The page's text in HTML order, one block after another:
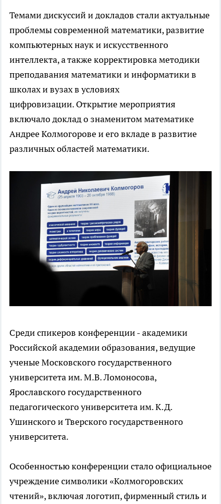
Темами дискуссий и докладов стали актуальные
проблемы современной математики, развитие
компьютерных наук и искусственного
интеллекта, а также корректировка методики
преподавания математики и информатики в
школах и вузах в условиях
цифровизации. Открытие мероприятия
включало доклад о знаменитом математике
Андрее Колмогорове и его вкладе в развитие
различных областей математики.
Среди спикеров конференции - академики
Российской академии образования, ведущие
ученые Московского государственного
университета им. М.В. Ломоносова,
Ярославского государственного
педагогического университета им. К.Д.
Ушинского и Тверского государственного
университета.
Особенностью конференции стало официальное
учреждение символики «Колмогоровских
чтений», включая логотип, фирменный стиль и